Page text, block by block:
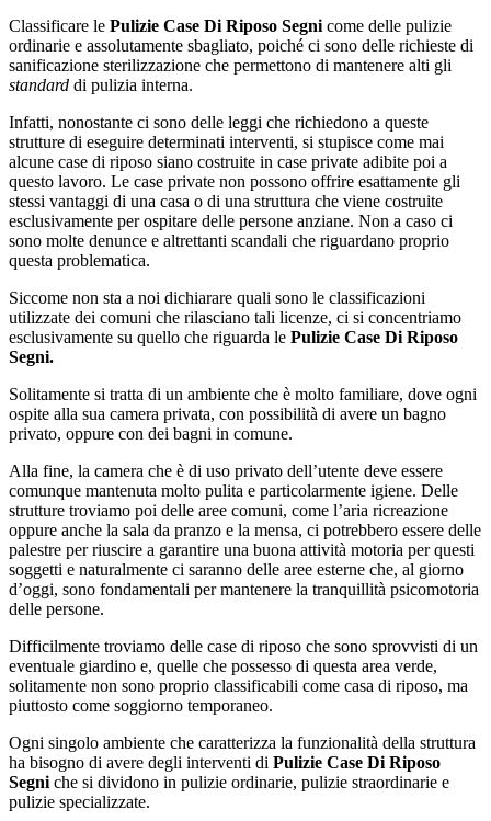
Classificare le Pulizie Case Di Riposo Segni come delle pulizie
ordinarie e assolutamente sbagliato, poiché ci sono delle richieste di
sanificazione sterilizzazione che permettono di mantenere alti gli
standard di pulizia interna.
Infatti, nonostante ci sono delle leggi che richiedono a queste
strutture di eseguire determinati interventi, si stupisce come mai
alcune case di riposo siano costruite in case private adibite poi a
questo lavoro. Le case private non possono offrire esattamente gli
stessi vantaggi di una casa o di una struttura che viene costruite
esclusivamente per ospitare delle persone anziane. Non a caso ci
sono molte denunce e altrettanti scandali che riguardano proprio
questa problematica.
Siccome non sta a noi dichiarare quali sono le classificazioni
utilizzate dei comuni che rilasciano tali licenze, ci si concentriamo
esclusivamente su quello che riguarda le Pulizie Case Di Riposo
Segni.
Solitamente si tratta di un ambiente che è molto familiare, dove ogni
ospite alla sua camera privata, con possibilità di avere un bagno
privato, oppure con dei bagni in comune.
Alla fine, la camera che è di uso privato dell’utente deve essere
comunque mantenuta molto pulita e particolarmente igiene. Delle
strutture troviamo poi delle aree comuni, come l’aria ricreazione
oppure anche la sala da pranzo e la mensa, ci potrebbero essere delle
palestre per riuscire a garantire una buona attività motoria per questi
soggetti e naturalmente ci saranno delle aree esterne che, al giorno
d’oggi, sono fondamentali per mantenere la tranquillità psicomotoria
delle persone.
Difficilmente troviamo delle case di riposo che sono sprovvisti di un
eventuale giardino e, quelle che possesso di questa area verde,
solitamente non sono proprio classificabili come casa di riposo, ma
piuttosto come soggiorno temporaneo.
Ogni singolo ambiente che caratterizza la funzionalità della struttura
ha bisogno di avere degli interventi di Pulizie Case Di Riposo
Segni che si dividono in pulizie ordinarie, pulizie straordinarie e
pulizie specializzate.